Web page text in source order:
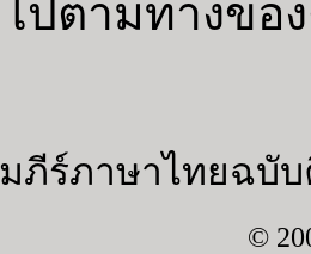
ปตามทางขอ
ภีร์ภาษาไทยฉบับ
©